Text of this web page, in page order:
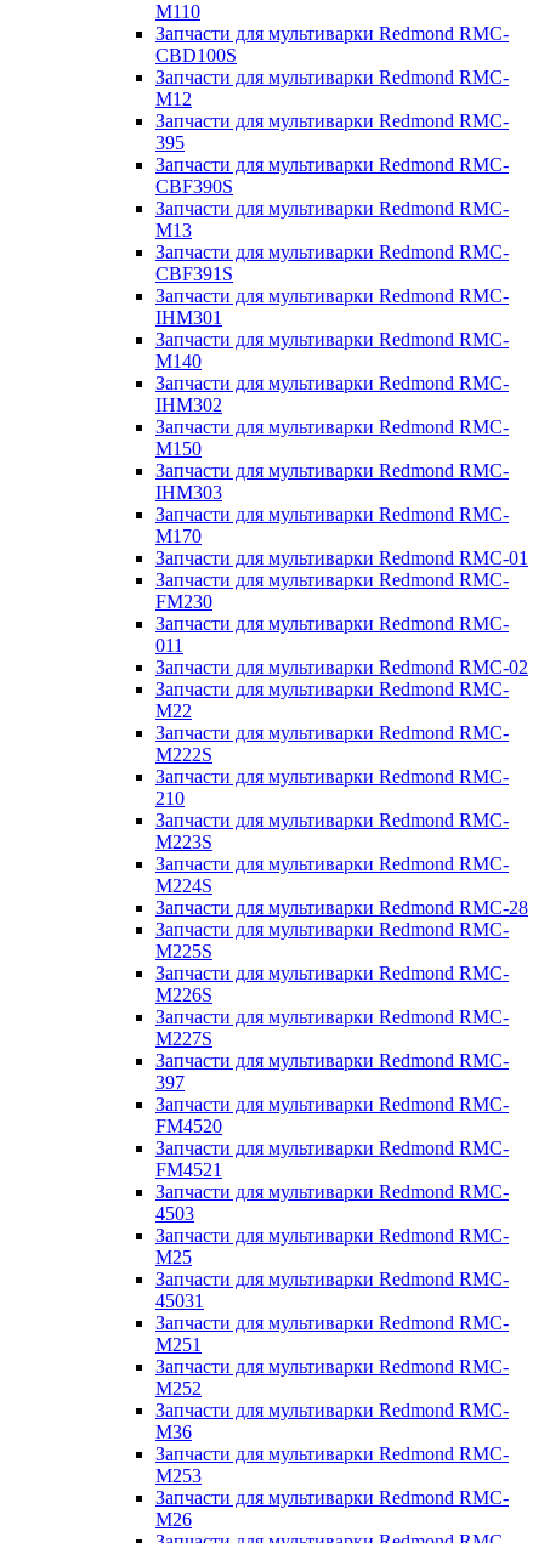
M110
Запчасти для мультиварки Redmond RMC-
CBD100S
Запчасти для мультиварки Redmond RMC-
M12
Запчасти для мультиварки Redmond RMC-
395
Запчасти для мультиварки Redmond RMC-
CBF390S
Запчасти для мультиварки Redmond RMC-
M13
Запчасти для мультиварки Redmond RMC-
CBF391S
Запчасти для мультиварки Redmond RMC-
IHM301
Запчасти для мультиварки Redmond RMC-
M140
Запчасти для мультиварки Redmond RMC-
IHM302
Запчасти для мультиварки Redmond RMC-
M150
Запчасти для мультиварки Redmond RMC-
IHM303
Запчасти для мультиварки Redmond RMC-
M170
Запчасти для мультиварки Redmond RMC-01
Запчасти для мультиварки Redmond RMC-
FM230
Запчасти для мультиварки Redmond RMC-
011
Запчасти для мультиварки Redmond RMC-02
Запчасти для мультиварки Redmond RMC-
M22
Запчасти для мультиварки Redmond RMC-
M222S
Запчасти для мультиварки Redmond RMC-
210
Запчасти для мультиварки Redmond RMC-
M223S
Запчасти для мультиварки Redmond RMC-
M224S
Запчасти для мультиварки Redmond RMC-28
Запчасти для мультиварки Redmond RMC-
M225S
Запчасти для мультиварки Redmond RMC-
M226S
Запчасти для мультиварки Redmond RMC-
M227S
Запчасти для мультиварки Redmond RMC-
397
Запчасти для мультиварки Redmond RMC-
FM4520
Запчасти для мультиварки Redmond RMC-
FM4521
Запчасти для мультиварки Redmond RMC-
4503
Запчасти для мультиварки Redmond RMC-
M25
Запчасти для мультиварки Redmond RMC-
45031
Запчасти для мультиварки Redmond RMC-
M251
Запчасти для мультиварки Redmond RMC-
M252
Запчасти для мультиварки Redmond RMC-
M36
Запчасти для мультиварки Redmond RMC-
M253
Запчасти для мультиварки Redmond RMC-
M26